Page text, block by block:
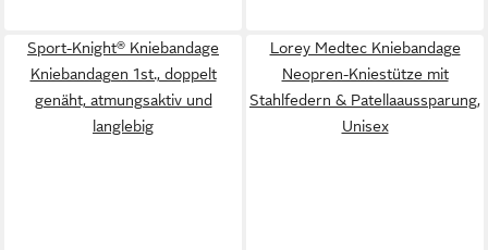
Sport-Knight® Kniebandage
Kniebandagen 1st., doppelt
genäht, atmungsaktiv und
langlebig
Lorey Medtec Kniebandage
Neopren-Kniestütze mit
Stahlfedern & Patellaaussparung,
Unisex